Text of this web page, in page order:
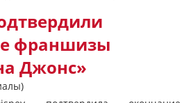
франшизы
Джонс»